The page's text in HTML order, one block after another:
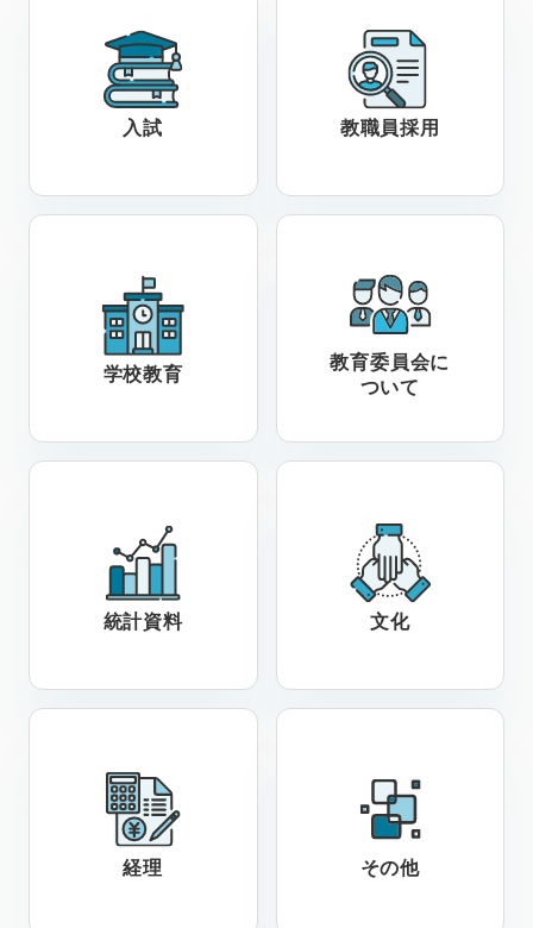
入試 教職員採用
学校教育
教育委員会に
ついて
統計資料 文化
経理 その他